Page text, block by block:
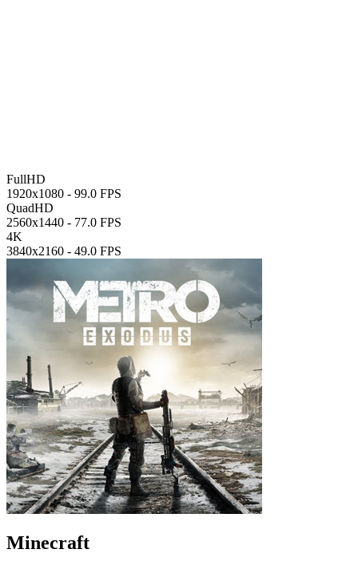
FullHD
1920x1080 - 99.0 FPS
QuadHD
2560x1440 - 77.0 FPS
4K
3840x2160 - 49.0 FPS
Minecraft